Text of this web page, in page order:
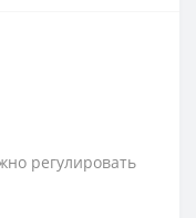
регулировать